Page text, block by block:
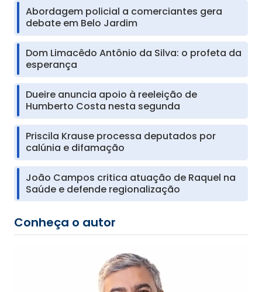
Abordagem policial a comerciantes gera
debate em Belo Jardim
Dom Limacêdo Antônio da Silva: o profeta da
esperança
Dueire anuncia apoio à reeleição de
Humberto Costa nesta segunda
Priscila Krause processa deputados por
calúnia e difamação
João Campos critica atuação de Raquel na
Saúde e defende regionalização
Conheça o autor